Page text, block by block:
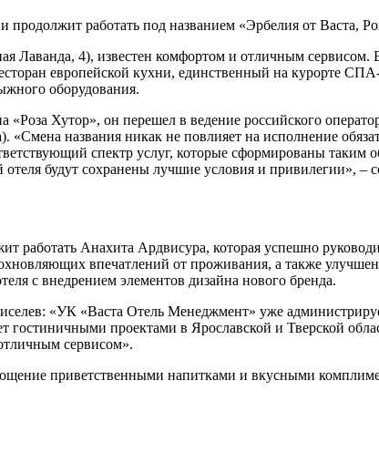
работать под названием «Эрбелия от Васта,
Лаванда, 4), известен комфортом и отличным сервисом.
европейской кухни, единственный на курорте
оборудования.
Хутор», он перешел в ведение российского
названия никак не повлияет на исполнение
спектр услуг, которые сформированы таким
будут сохранены лучшие условия и привилегии», –
работать Анахита Ардвисура, которая успешно
впечатлений от проживания, а также
с внедрением элементов дизайна нового бренда.
«УК «Васта Отель Менеджмент» уже
проектами в Ярославской и Тверской
сервисом».
приветственными напитками и вкусными